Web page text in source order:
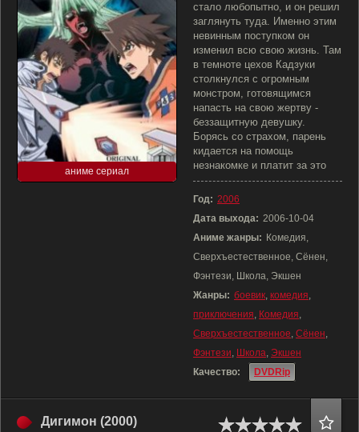
аниме сериал
стало любопытно, и он решил
заглянуть туда. Именно этим
невинным поступком он
изменил всю свою жизнь. Там
в темноте цехов Кадзуки
столкнулся с огромным
монстром, готовящимся
напасть на свою жертву -
беззащитную девушку.
Борясь со страхом, парень
кидается на помощь
незнакомке и платит за это
Год: 2006
Дата выхода: 2006-10-04
Аниме жанры: Комедия,
Сверхъестественное, Сёнен,
Фэнтези, Школа, Экшен
Жанры: боевик, комедия,
приключения, Комедия,
Сверхъестественное, Сёнен,
Фэнтези, Школа, Экшен
Качество:
DVDRip
Дигимон (2000)